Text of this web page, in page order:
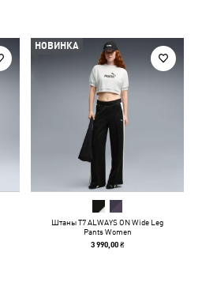
НОВИНКА
Штаны T7 ALWAYS ON Wide Leg
Pants Women
3 990,00 ₴